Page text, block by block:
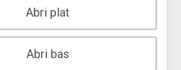
Abri plat
Abri bas